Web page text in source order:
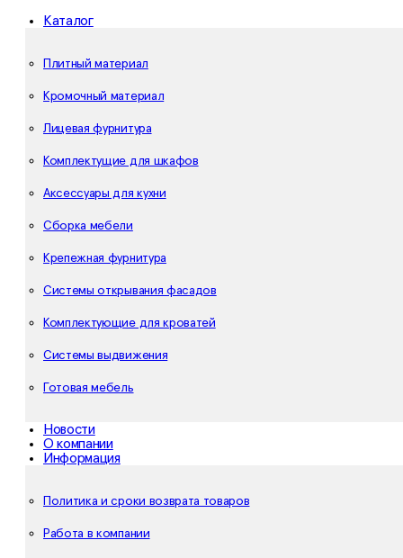
Каталог
Плитный материал
Кромочный материал
Лицевая фурнитура
Комплектущие для шкафов
Аксессуары для кухни
Сборка мебели
Крепежная фурнитура
Системы открывания фасадов
Комплектующие для кроватей
Системы выдвижения
Готовая мебель
Новости
О компании
Информация
Политика и сроки возврата товаров
Работа в компании